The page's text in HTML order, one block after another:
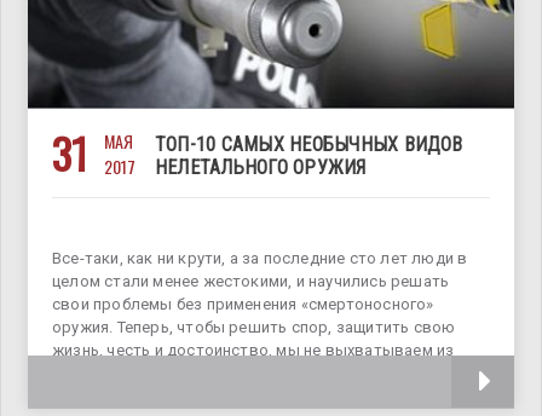
31
МАЯ
2017
ТОП-10 САМЫХ НЕОБЫЧНЫХ ВИДОВ
НЕЛЕТАЛЬНОГО ОРУЖИЯ
Все-таки, как ни крути, а за последние сто лет люди в
целом стали менее жестокими, и научились решать
свои проблемы без применения «смертоносного»
оружия. Теперь, чтобы решить спор, защитить свою
жизнь, честь и достоинство, мы не выхватываем из